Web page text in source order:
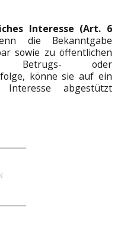
Interesse (Art. 6
die Bekanntgabe
sowie zu öffentlichen
Betrugs- oder
könne sie auf ein
Interesse abgestützt